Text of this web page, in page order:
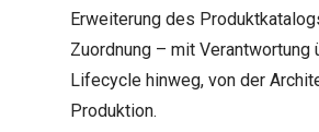
Erweiterung des
Zuordnung – mit Verantwortung
Lifecycle hinweg, von der
Produktion.